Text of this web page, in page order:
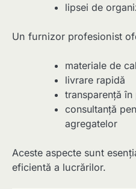
lipsei de
Un furnizor profesionist
materiale de
livrare rapidă
transparență în
consultanță
agregatelor
Aceste aspecte sunt
eficientă a lucrărilor.